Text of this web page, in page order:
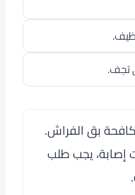
تجف.
بق الفراش.
إصابة، يجب طلب